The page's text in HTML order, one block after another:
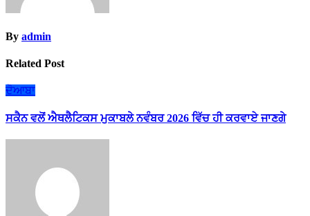
By admin
Related Post
ਦੋਆਬਾ
ਸਕੈਨ ਵਲੋਂ ਐਥਲੈਟਿਕਸ ਮੁਕਾਬਲੇ ਨਵੰਬਰ 2026 ਵਿੱਚ ਹੀ ਕਰਵਾਏ ਜਾਣਗੇ